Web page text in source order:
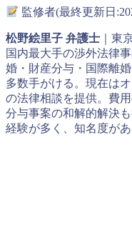
監修者(最終更新日
松野絵里子 弁護士 ｜東
国内最大手の渉外法律
婚・財産分与・国際離
多数手がける。現在は
の法律相談を提供。費
分与事案の和解的解決
経験が多く、知名度があ